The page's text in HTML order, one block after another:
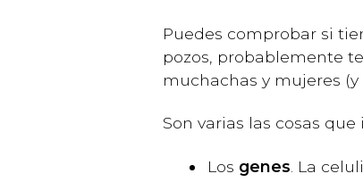
Puedes comprobar si
pozos, probablemente
muchachas y mujeres
Son varias las cosas
Los genes . La